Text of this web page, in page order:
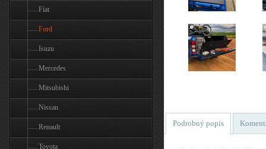
Podrobný popis
Fiat
Ford
Isuzu
Mercedes
Mitsubishi
Nissan
Renault
Toyota